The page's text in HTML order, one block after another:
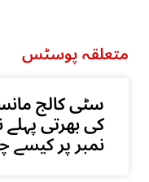
متعلقہ پوسٹس
سٹی کالج
کی بھرتی پہلے
نمبر پر کیسے